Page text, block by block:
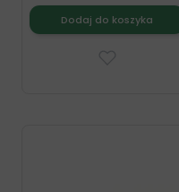
Dodaj do koszyka